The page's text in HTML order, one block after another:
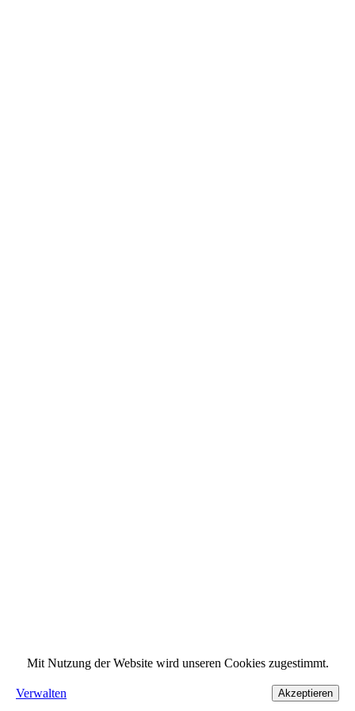
Mit Nutzung der Website wird unseren Cookies zugestimmt.
Verwalten Akzeptieren